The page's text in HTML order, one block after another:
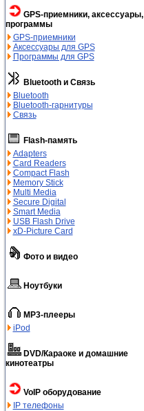
GPS-приемники, аксессуары,
программы
GPS-приемники
Аксессуары для GPS
Программы для GPS
Bluetooth и Связь
Bluetooth
Bluetooth-гарнитуры
Связь
Flash-память
Adapters
Card Readers
Compact Flash
Memory Stick
Multi Media
Secure Digital
Smart Media
USB Flash Drive
xD-Picture Card
Фото и видео
Ноутбуки
MP3-плееры
iPod
DVD/Караоке и домашние
кинотеатры
VoIP оборудование
IP телефоны